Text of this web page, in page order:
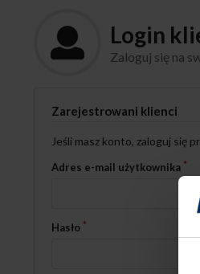
Login
Zaloguj się na
Zarejestrowani klienci
Jeśli masz konto, zaloguj się
Adres e-mail użytkownika
Hasło